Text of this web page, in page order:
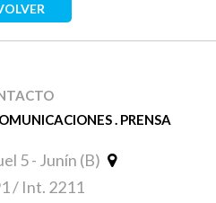
. PRENSA
5 - Junín (B)
/ Int. 2211